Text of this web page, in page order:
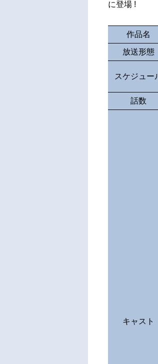
に登場 !
作品名
放送形態
スケジュー
話数
キャスト